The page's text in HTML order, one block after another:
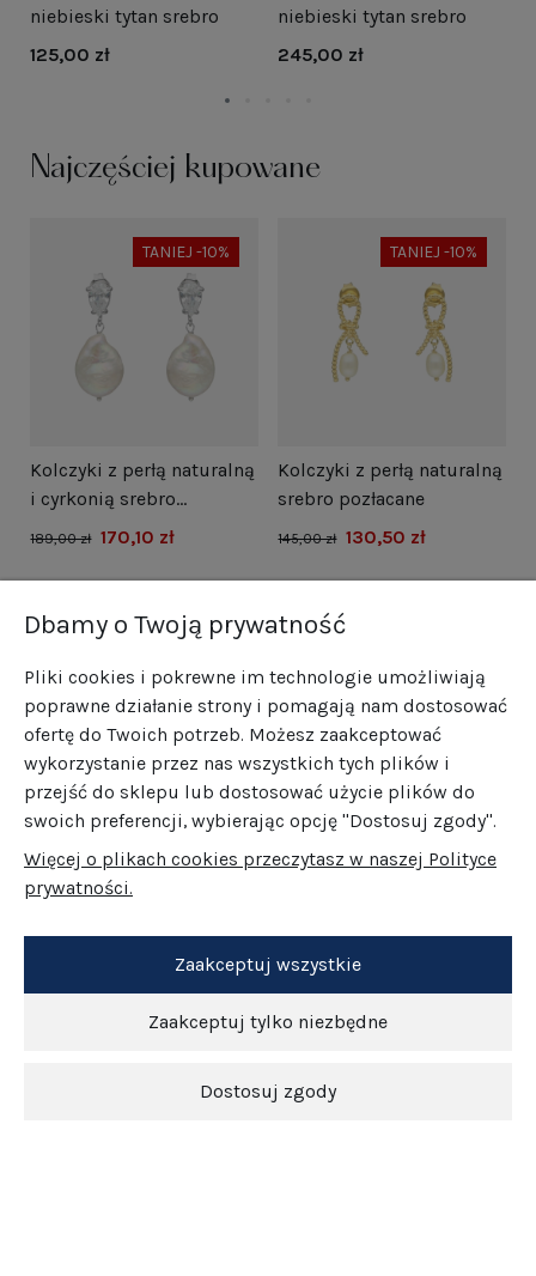
niebieski tytan srebro
125,00 zł
niebieski tytan srebro
245,00 zł
Najczęściej kupowane
TANIEJ -10%
Kolczyki z perłą naturalną
i cyrkonią srebro
rodowane
189,00 zł 170,10 zł
TANIEJ -10%
Kolczyki z perłą naturalną
srebro pozłacane
145,00 zł 130,50 zł
Dbamy o Twoją prywatność
Pliki cookies i pokrewne im technologie umożliwiają
poprawne działanie strony i pomagają nam dostosować
ofertę do Twoich potrzeb. Możesz zaakceptować
wykorzystanie przez nas wszystkich tych plików i
przejść do sklepu lub dostosować użycie plików do
swoich preferencji, wybierając opcję "Dostosuj zgody".
Więcej o plikach cookies przeczytasz w naszej Polityce
prywatności.
Zaakceptuj tylko niezbędne
Dostosuj zgody
Zaakceptuj wszystkie